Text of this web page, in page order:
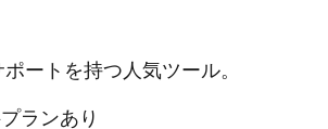
ートを持つ人気ツール。
ランあり